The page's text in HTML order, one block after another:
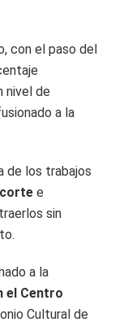
con el paso del
nivel de
a la
de los trabajos
e
sin
a la
el Centro
Cultural de